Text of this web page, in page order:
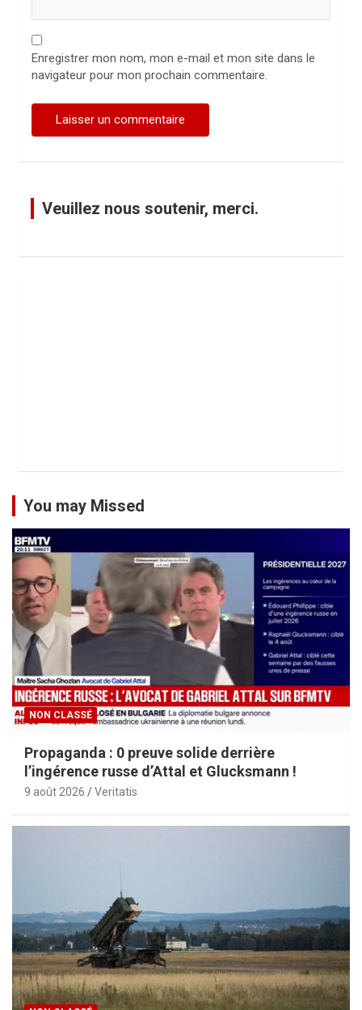
Enregistrer mon nom, mon e-mail et mon site dans le
navigateur pour mon prochain commentaire.
Veuillez nous soutenir, merci.
You may Missed
NON CLASSÉ
Propaganda : 0 preuve solide derrière
l’ingérence russe d’Attal et Glucksmann !
9 août 2026 Veritatis